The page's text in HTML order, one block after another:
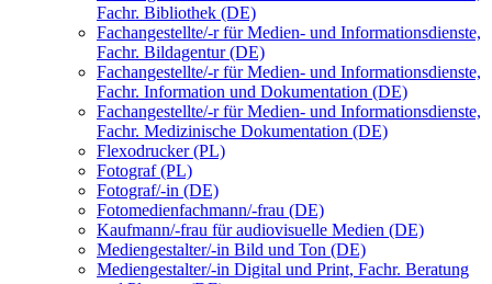
Fachr. Bibliothek (DE)
Fachangestellte/-r für Medien- und Informationsdienste,
Fachr. Bildagentur (DE)
Fachangestellte/-r für Medien- und Informationsdienste,
Fachr. Information und Dokumentation (DE)
Fachangestellte/-r für Medien- und Informationsdienste,
Fachr. Medizinische Dokumentation (DE)
Flexodrucker (PL)
Fotograf (PL)
Fotograf/-in (DE)
Fotomedienfachmann/-frau (DE)
Kaufmann/-frau für audiovisuelle Medien (DE)
Mediengestalter/-in Bild und Ton (DE)
Mediengestalter/-in Digital und Print, Fachr. Beratung